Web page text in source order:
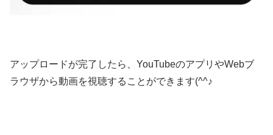
アップロードが完了したら、YouTubeのアプリやWebブ
ラウザから動画を視聴することができます(^^♪